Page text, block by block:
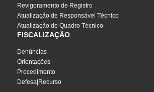
Revigoramento de Registro
Atualização de Responsável Técnico
Atualização de Quadro Técnico
FISCALIZAÇÃO
Denúncias
Orientações
Procedimento
Defesa|Recurso